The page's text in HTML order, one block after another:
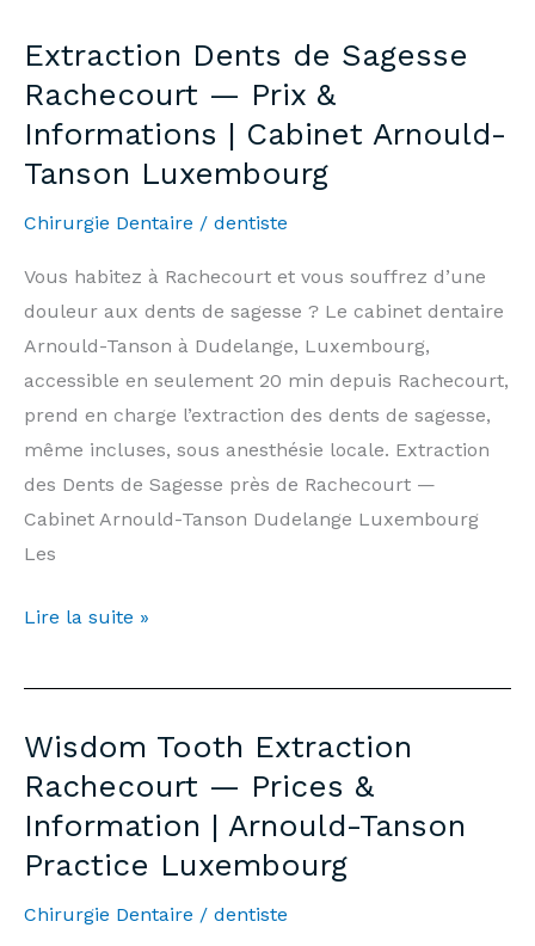
Price
€500
Information
Arnould-
Tanson
Practice
Luxembourg
Extraction Dents de Sagesse
Rachecourt — Prix &
Informations | Cabinet Arnould-
Tanson Luxembourg
Chirurgie Dentaire / dentiste
Vous habitez à Rachecourt et vous souffrez d’une
douleur aux dents de sagesse ? Le cabinet dentaire
Arnould-Tanson à Dudelange, Luxembourg,
accessible en seulement 20 min depuis Rachecourt,
prend en charge l’extraction des dents de sagesse,
même incluses, sous anesthésie locale. Extraction
des Dents de Sagesse près de Rachecourt —
Cabinet Arnould-Tanson Dudelange Luxembourg
Les
Extraction
de
Rachecourt
—
Prix
&
Lire la suite »
Wisdom Tooth Extraction
Rachecourt — Prices &
Information | Arnould-Tanson
Practice Luxembourg
Chirurgie Dentaire / dentiste